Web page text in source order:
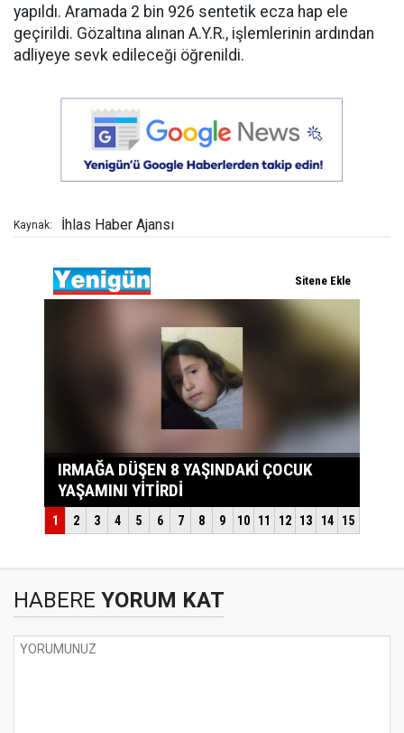
yapıldı. Aramada 2 bin 926 sentetik ecza hap ele
geçirildi. Gözaltına alınan A.Y.R., işlemlerinin ardından
adliyeye sevk edileceği öğrenildi.
Kaynak: İhlas Haber Ajansı
HABERE YORUM KAT